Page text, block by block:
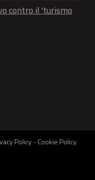
contro il 'turismo
Policy-Cookie Policy